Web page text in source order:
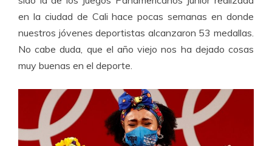
en la ciudad de Cali hace pocas semanas en donde
nuestros jóvenes deportistas alcanzaron 53 medallas.
No cabe duda, que el año viejo nos ha dejado cosas
muy buenas en el deporte.